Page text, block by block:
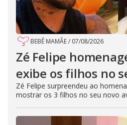
BEBÊ MAMÃE/ 07/08/2026
Zé Felipe
exibe os filhos no
Zé Felipe surpreendeu ao
mostrar os 3 filhos no seu novo